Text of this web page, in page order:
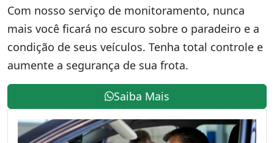
Com nosso serviço de monitoramento, nunca
mais você ficará no escuro sobre o paradeiro e a
condição de seus veículos. Tenha total controle e
aumente a segurança de sua frota.
Saiba Mais